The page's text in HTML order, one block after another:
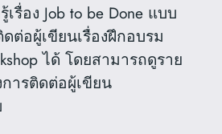
รื่อง Job to be Done แบบ
ต่อผู้เขียนเรื่องฝึกอบรม
ได้ โดยสามารถดูราย
ารติดต่อผู้เขียน